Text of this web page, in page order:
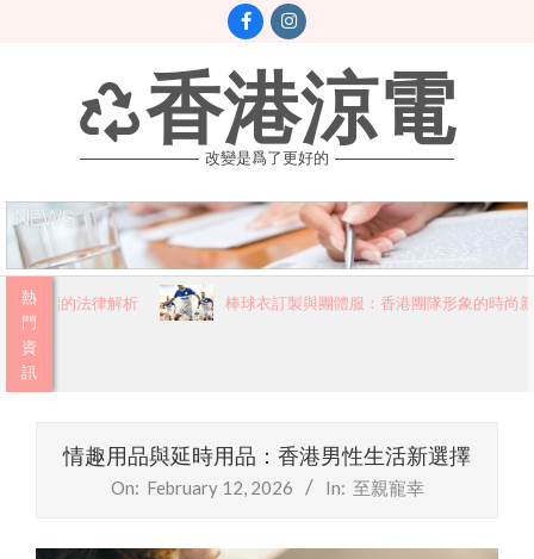
香港涼電
改變是爲了更好的
Primary
Navigation
Menu
熱
門
資
訊
必讀的法律解析 棒球衣訂製與團體服：香港團隊形象的時尚新篇
情趣用品與延時用品：香港男性生活新選擇
On: February 12, 2026 In: 至親寵幸